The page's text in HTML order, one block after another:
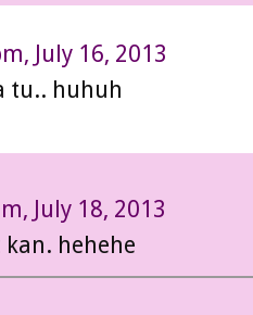
July 16, 2013
tu.. huhuh
July 18, 2013
hehehe